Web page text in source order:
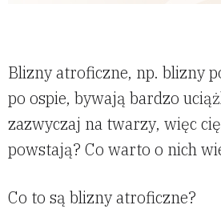
Blizny atroficzne, np. blizny
po ospie, bywają bardzo
zazwyczaj na twarzy, więc
powstają? Co warto o nich
Co to są blizny atroficzne?